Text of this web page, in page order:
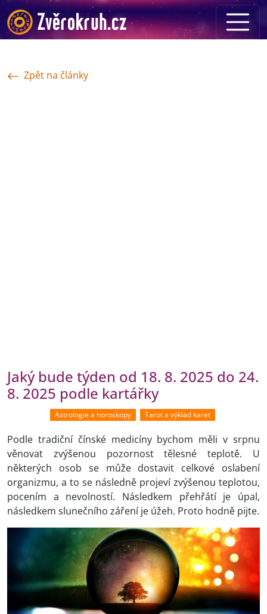
Zpět na články
Jaký bude týden od 18. 8. 2025 do 24.
8. 2025 podle kartářky
Astrologie a horoskopy Tarot a výklad karet
Podle tradiční čínské medicíny bychom měli v srpnu
věnovat zvýšenou pozornost tělesné teplotě. U
některých osob se může dostavit celkové oslabení
organizmu, a to se následně projeví zvýšenou teplotou,
pocením a nevolností. Následkem přehřátí je úpal,
následkem slunečního záření je úžeh. Proto hodně pijte.